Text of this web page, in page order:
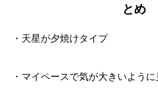
とめ
・天星が夕焼けタイプ
・マイペースで気が大きいよう